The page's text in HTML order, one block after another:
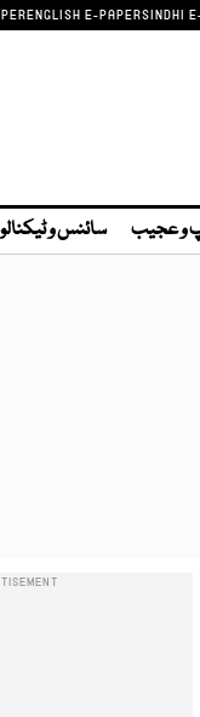
ENGLISH E-PAPERSINDHI
و عجیب سائنس و